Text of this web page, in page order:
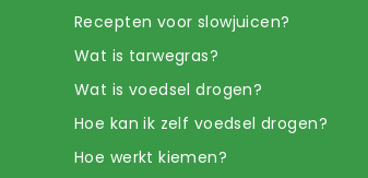
Recepten voor slowjuicen?
Wat is tarwegras?
Wat is voedsel drogen?
Hoe kan ik zelf voedsel drogen?
Hoe werkt kiemen?